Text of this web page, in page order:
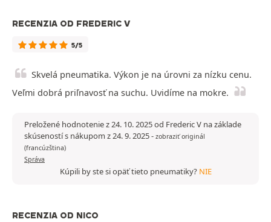
RECENZIA OD FREDERIC V
5/5
Skvelá pneumatika. Výkon je na úrovni za nízku cenu.
Veľmi dobrá priľnavosť na suchu. Uvidíme na mokre.
Preložené hodnotenie z 24. 10. 2025 od Frederic V na základe
skúseností s nákupom z 24. 9. 2025- zobraziť originál
(francúzština)
Správa
Kúpili by ste si opäť tieto pneumatiky? NIE
RECENZIA OD NICO